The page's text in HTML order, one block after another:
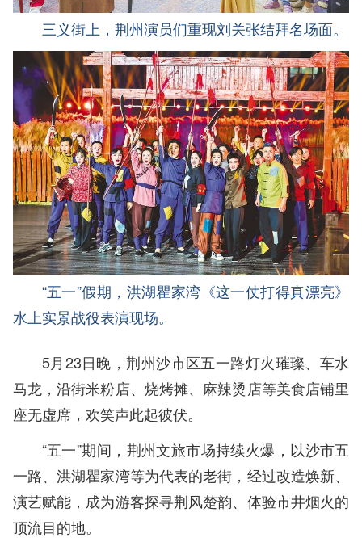
三义街上，荆州演员们重现刘关张结拜名场面。
“五一”假期，洪湖瞿家湾《这一仗打得真漂亮》
水上实景战役表演现场。
5月23日晚，荆州沙市区五一路灯火璀璨、车水
马龙，沿街米粉店、烧烤摊、麻辣烫店等美食店铺里
座无虚席，欢笑声此起彼伏。
“五一”期间，荆州文旅市场持续火爆，以沙市五
一路、洪湖瞿家湾等为代表的老街，经过改造焕新、
演艺赋能，成为游客探寻荆风楚韵、体验市井烟火的
顶流目的地。